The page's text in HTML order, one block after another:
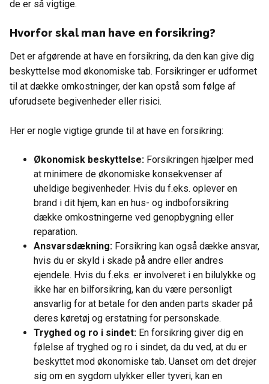
de er så vigtige.
Hvorfor skal man have en forsikring?
Det er afgørende at have en forsikring, da den kan give dig
beskyttelse mod økonomiske tab. Forsikringer er udformet
til at dække omkostninger, der kan opstå som følge af
uforudsete begivenheder eller risici.
Her er nogle vigtige grunde til at have en forsikring:
Økonomisk beskyttelse: Forsikringen hjælper med
at minimere de økonomiske konsekvenser af
uheldige begivenheder. Hvis du f.eks. oplever en
brand i dit hjem, kan en hus- og indboforsikring
dække omkostningerne ved genopbygning eller
reparation.
Ansvarsdækning: Forsikring kan også dække ansvar,
hvis du er skyld i skade på andre eller andres
ejendele. Hvis du f.eks. er involveret i en bilulykke og
ikke har en bilforsikring, kan du være personligt
ansvarlig for at betale for den anden parts skader på
deres køretøj og erstatning for personskade.
Tryghed og ro i sindet: En forsikring giver dig en
følelse af tryghed og ro i sindet, da du ved, at du er
beskyttet mod økonomiske tab. Uanset om det drejer
sig om en sygdom ulykker eller tyveri, kan en